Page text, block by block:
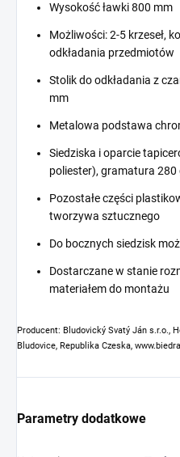
Wysokość ławki 800 mm
Możliwości: 2-5 krzeseł,
odkładania przedmiotów
Stolik do odkładania z
mm
Metalowa podstawa
Siedziska i oparcie
poliester), gramatura
Pozostałe części
tworzywa sztucznego
Do bocznych siedzisk
Dostarczane w stanie
materiałem do montażu
Producent: Bludovický Svatý Ján s.r.o.,
Bludovice, Republika Czeska,
Parametry dodatkowe